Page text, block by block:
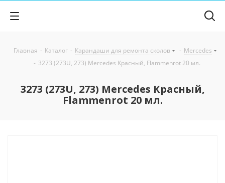
Главная - Каталог - Карандаши для ремонта сколов - Mercedes
- 3273 (273U, 273) Mercedes Красный, Flammenrot 20 мл.
3273 (273U, 273) Mercedes Красный,
Flammenrot 20 мл.